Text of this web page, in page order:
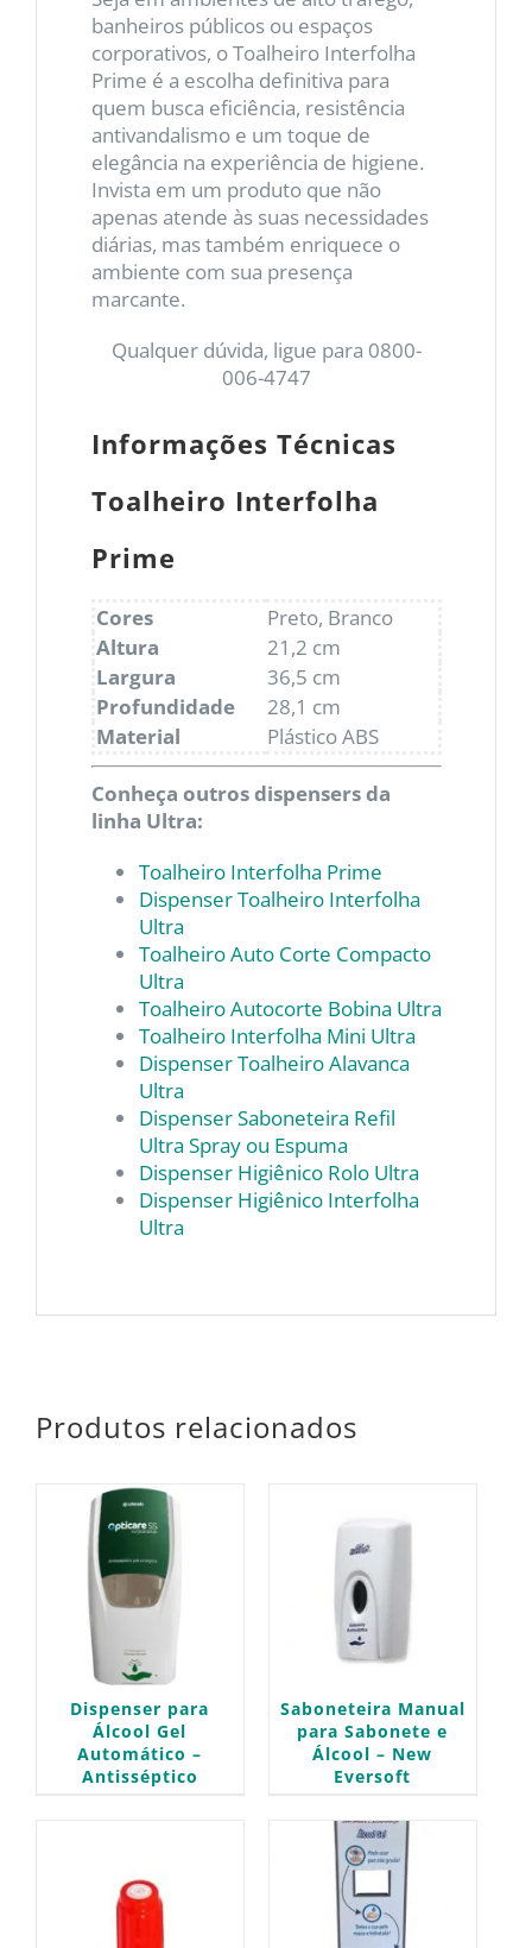
banheiros públicos ou espaços
corporativos, o Toalheiro Interfolha
Prime é a escolha definitiva para
quem busca eficiência, resistência
antivandalismo e um toque de
elegância na experiência de higiene.
Invista em um produto que não
apenas atende às suas necessidades
diárias, mas também enriquece o
ambiente com sua presença
marcante.
Qualquer dúvida, ligue para 0800-
006-4747
Informações Técnicas
Toalheiro Interfolha
Prime
Cores
Preto, Branco
Altura
21,2 cm
Largura
36,5 cm
Profundidade
28,1 cm
Material
Plástico ABS
Conheça outros dispensers da
linha Ultra:
Toalheiro Interfolha Prime
Dispenser Toalheiro Interfolha
Ultra
Toalheiro Auto Corte Compacto
Ultra
Toalheiro Autocorte Bobina Ultra
Toalheiro Interfolha Mini Ultra
Dispenser Toalheiro Alavanca
Ultra
Dispenser Saboneteira Refil
Ultra Spray ou Espuma
Dispenser Higiênico Rolo Ultra
Dispenser Higiênico Interfolha
Ultra
Produtos relacionados
Dispenser para
Álcool Gel
Automático –
Antisséptico
Saboneteira Manual
para Sabonete e
Álcool – New
Eversoft